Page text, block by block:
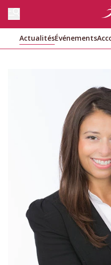
ActualitésÉvénements